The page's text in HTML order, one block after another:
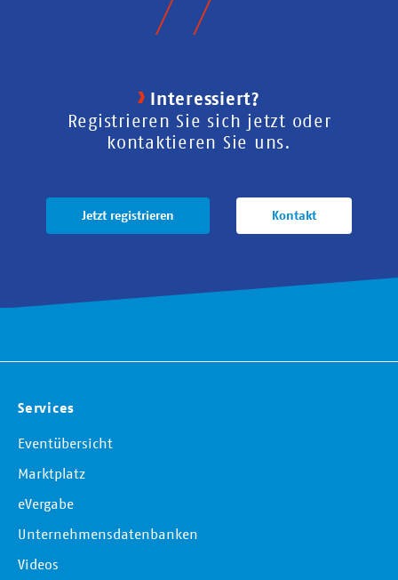
Interessiert?
Registrieren Sie sich jetzt oder
kontaktieren Sie uns.
Jetzt registrieren Kontakt
Services
Eventübersicht
Marktplatz
eVergabe
Unternehmensdatenbanken
Videos